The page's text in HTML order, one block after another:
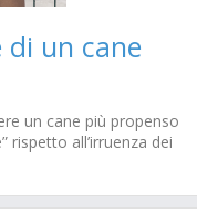
di un cane
un cane più propenso
rispetto all’irruenza dei